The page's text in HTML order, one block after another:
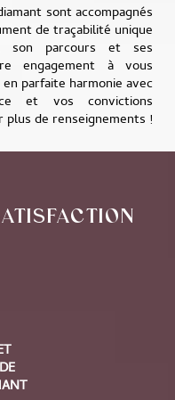
sont accompagnés
de traçabilité unique
son parcours et ses
engagement à vous
parfaite harmonie avec
et vos convictions
plus de renseignements !